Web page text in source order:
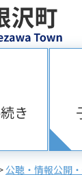
き
公聴・情報公開